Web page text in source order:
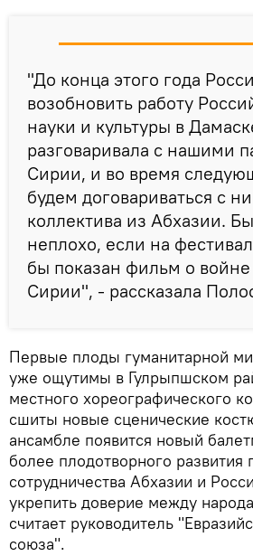
"До конца этого года
возобновить работу
науки и культуры в
разговаривала с нашими
Сирии, и во время
будем договариваться с
коллектива из Абхазии.
неплохо, если на
бы показан фильм о
Сирии", - рассказала
Первые плоды гуманитарной
уже ощутимы в Гулрыпшском
местного хореографического
сшиты новые сценические
ансамбле появится новый
более плодотворного развития
сотрудничества Абхазии и
укрепить доверие между
считает руководитель
союза".